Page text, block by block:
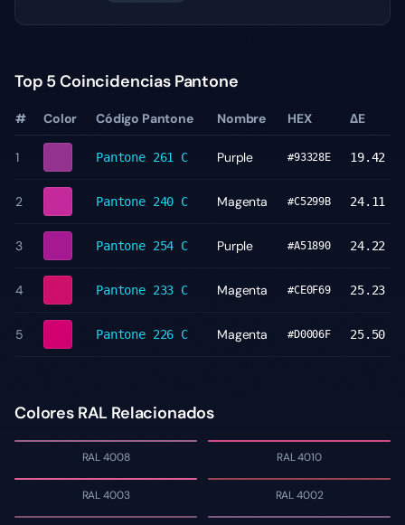
Top 5 Coincidencias Pantone
# Color Código Pantone Nombre HEX ΔE
1 Pantone 261 C Purple #93328E 19.42
2 Pantone 240 C Magenta #C5299B 24.11
3 Pantone 254 C Purple #A51890 24.22
4 Pantone 233 C Magenta #CE0F69 25.23
5 Pantone 226 C Magenta #D0006F 25.50
Colores RAL Relacionados
RAL 4008 RAL 4010
RAL 4003 RAL 4002